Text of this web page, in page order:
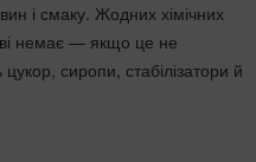
і смаку. Жодних хімічних
немає — якщо це не
сиропи, стабілізатори й